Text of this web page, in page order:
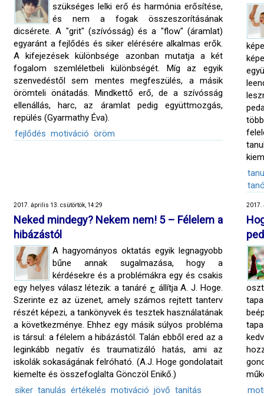
szükséges lelki erő és harmónia erősítése,
és nem a fogak összeszorításának
dicsérete. A "grit" (szívósság) és a "flow" (áramlat)
egyaránt a fejlődés és siker elérésére alkalmas erők.
A kifejezések különbsége azonban mutatja a két
fogalom szemléletbeli különbségét. Míg az egyik
szenvedéstől sem mentes megfeszülés, a másik
örömteli önátadás. Mindkettő erő, de a szívósság
ellenállás, harc, az áramlat pedig együttmozgás,
repülés (Gyarmathy Éva).
fejlődés motiváció öröm
2017. április 13. csütörtök, 14:29
Neked mindegy? Nekem nem! 5 – Félelem a
hibázástól
A hagyományos oktatás egyik legnagyobb
bűne annak sugalmazása, hogy a
kérdésekre és a problémákra egy és csakis
egy helyes válasz létezik: a tanáré ج állítja A. J. Hoge.
Szerinte ez az üzenet, amely számos rejtett tanterv
részét képezi, a tankönyvek és tesztek használatának
a következménye. Ehhez egy másik súlyos probléma
is társul: a félelem a hibázástól. Talán ebből ered az a
leginkább negatív és traumatizáló hatás, ami az
iskolák sokaságának felróható. (A.J. Hoge gondolatait
kiemelte és összefoglalta Gönczöl Enikő.)
siker tanulás értékelés motiváció jövő tanítás
2017.